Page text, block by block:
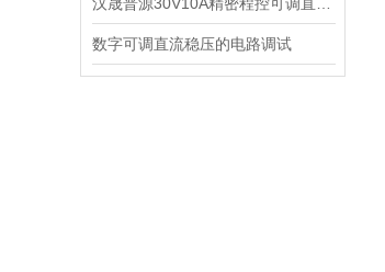
数字可调直流稳压的电路调试